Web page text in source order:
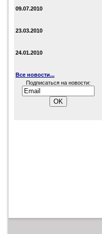
09.07.2010
23.03.2010
24.01.2010
Все новости...
Подписаться на новости: